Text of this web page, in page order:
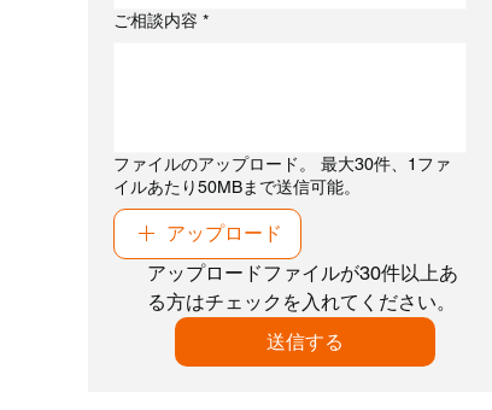
ご相談内容 *
ファイルのアップロード。 最大30件、1ファ
イルあたり50MBまで送信可能。
アップロード
アップロードファイルが30件以上あ
る方はチェックを入れてください。
送信する